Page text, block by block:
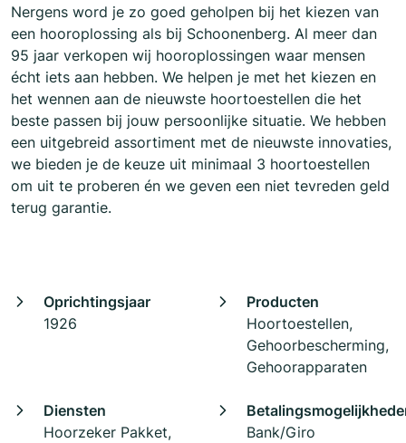
Nergens word je zo goed geholpen bij het kiezen van
een hooroplossing als bij Schoonenberg. Al meer dan
95 jaar verkopen wij hooroplossingen waar mensen
écht iets aan hebben. We helpen je met het kiezen en
het wennen aan de nieuwste hoortoestellen die het
beste passen bij jouw persoonlijke situatie. We hebben
een uitgebreid assortiment met de nieuwste innovaties,
we bieden je de keuze uit minimaal 3 hoortoestellen
om uit te proberen én we geven een niet tevreden geld
terug garantie.
Oprichtingsjaar
1926
Producten
Hoortoestellen,
Gehoorbescherming,
Gehoorapparaten
Diensten
Hoorzeker Pakket,
Bank/Giro